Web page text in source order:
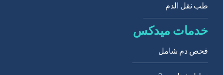
طب نقل الدم
خدمات ميدكس
فحص دم شامل